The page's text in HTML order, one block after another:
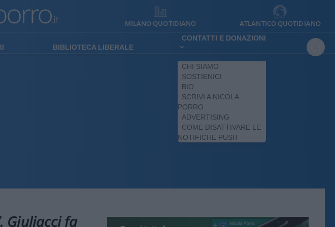
MILANO QUOTIDIANO ATLANTICO QUOTIDIANO
BIBLIOTECA LIBERALE
CONTATTI E DONAZIONI
CHI SIAMO
SOSTIENICI
BIO
SCRIVI A NICOLA
PORRO
ADVERTISING
COME DISATTIVARE LE
NOTIFICHE PUSH
Giuliacci fa